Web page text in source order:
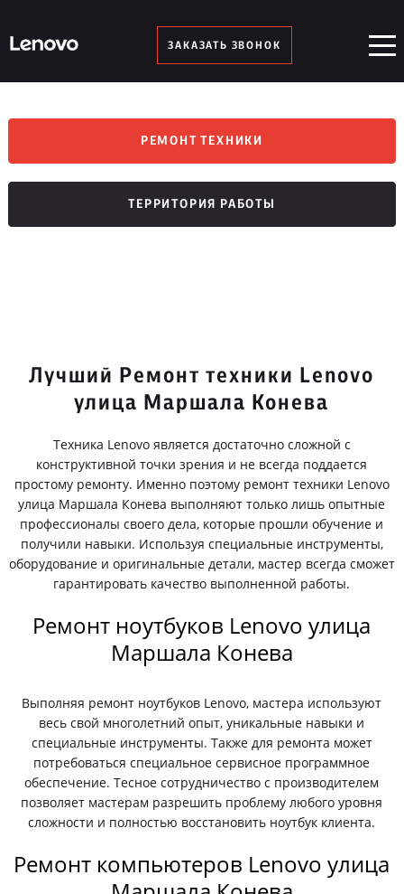
ЗАКАЗАТЬ ЗВОНОК
РЕМОНТ ТЕХНИКИ
ТЕРРИТОРИЯ РАБОТЫ
Лучший Ремонт техники Lenovo
улица Маршала Конева
Техника Lenovo является достаточно сложной с
конструктивной точки зрения и не всегда поддается
простому ремонту. Именно поэтому ремонт техники Lenovo
улица Маршала Конева выполняют только лишь опытные
профессионалы своего дела, которые прошли обучение и
получили навыки. Используя специальные инструменты,
оборудование и оригинальные детали, мастер всегда сможет
гарантировать качество выполненной работы.
Ремонт ноутбуков Lenovo улица
Маршала Конева
Выполняя ремонт ноутбуков Lenovo, мастера используют
весь свой многолетний опыт, уникальные навыки и
специальные инструменты. Также для ремонта может
потребоваться специальное сервисное программное
обеспечение. Тесное сотрудничество с производителем
позволяет мастерам разрешить проблему любого уровня
сложности и полностью восстановить ноутбук клиента.
Ремонт компьютеров Lenovo улица